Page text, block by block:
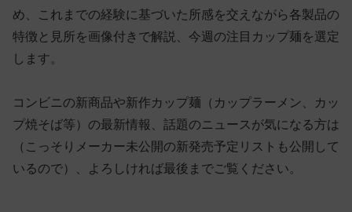
め、これまでの経験に基づいた所感を交えながら各製品の
特徴と見所を画像付きで解説、今週の注目カップ麺を選定
します。
コンビニの新商品や新作カップ麺（カップラーメン、カッ
プ焼そば等）の最新情報、話題のニュースが気になる方は
（こっそりメーカー未公開の新発売予定リストも公開して
いるので）、よろしければ最後までご覧ください。